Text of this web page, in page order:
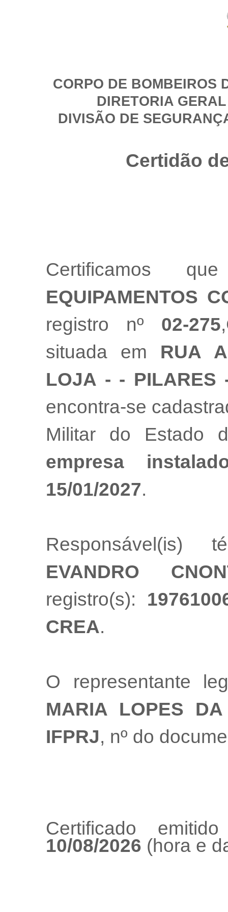
CORPO DE BOMBEIROS
DIRETORIA
DIVISÃO DE
Certidão
Certificamos
EQUIPAMENTOS
registro nº 02-275
situada em RUA
LOJA - - PILARES
encontra-se
Militar do Estado
empresa
15/01/2027.
Responsável(is)
EVANDRO
registro(s):
CREA.
O representante
MARIA LOPES DA
IFPRJ, nº do
Certificado
10/08/2026 (hora e